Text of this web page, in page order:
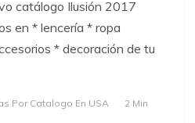
catálogo Ilusión 2017
en * lencería * ropa
* decoración de tu
Por Catalogo En USA
2 Min